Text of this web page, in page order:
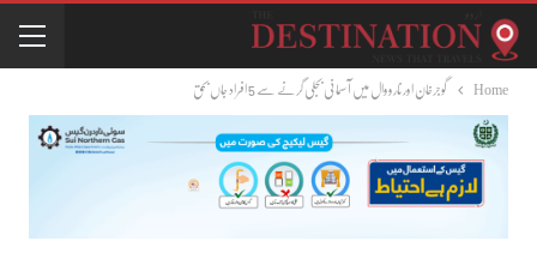
Home گوجرخان اور نارووال میں آسمانی بجلی گرنے سے 5 افراد جاں بحق